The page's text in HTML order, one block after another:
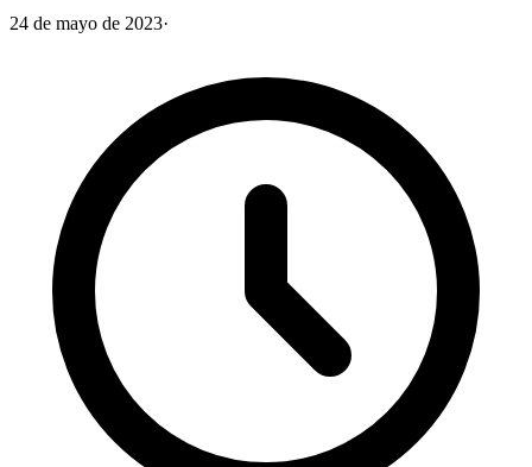
24 de mayo de 2023·